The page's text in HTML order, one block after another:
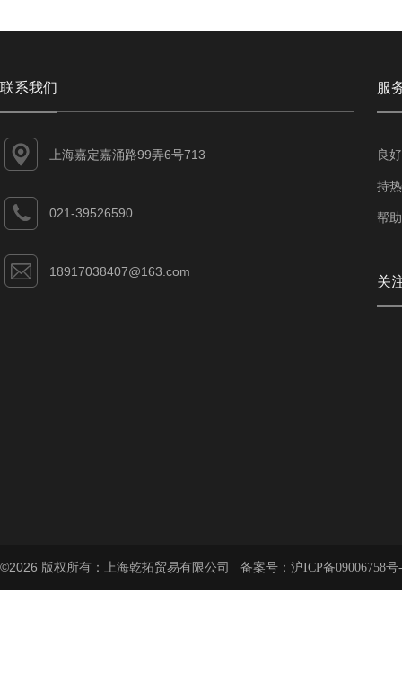
联系我们
上海嘉定嘉涌路99弄6号713
021-39526590
18917038407@163.com
服
良
持
帮
关
©2026 版权所有：上海乾拓贸易有限公司 备案号： 沪ICP备09006758号